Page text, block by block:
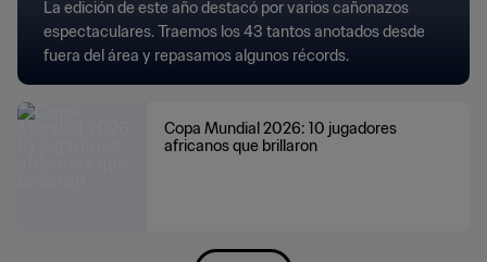
La edición de este año destacó por varios cañonazos
espectaculares. Traemos los 43 tantos anotados desde
fuera del área y repasamos algunos récords.
Copa Mundial 2026: 10 jugadores
africanos que brillaron